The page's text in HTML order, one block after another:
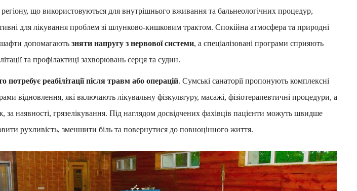
що використовуються для внутрішнього вживання та бальнеологічних процедур,
для лікування проблем зі шлунково-кишковим трактом. Спокійна атмосфера та природні
допомагають зняти напругу з нервової системи, а спеціалізовані програми сприяють
та профілактиці захворювань серця та судин.
потребує реабілітації після травм або операцій. Сумські санаторії пропонують комплексні
відновлення, які включають лікувальну фізкультуру, масажі, фізіотерапевтичні процедури, а
за наявності, грязелікування. Під наглядом досвідчених фахівців пацієнти можуть швидше
рухливість, зменшити біль та повернутися до повноцінного життя.